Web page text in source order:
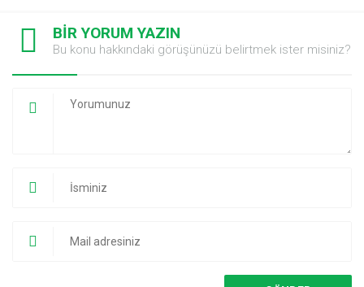
BİR YORUM YAZIN
Bu konu hakkındaki görüşünüzü belirtmek ister misiniz?